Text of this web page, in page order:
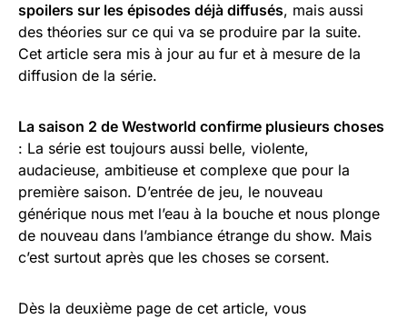
spoilers sur les épisodes déjà diffusés, mais aussi
des théories sur ce qui va se produire par la suite.
Cet article sera mis à jour au fur et à mesure de la
diffusion de la série.
La saison 2 de Westworld confirme plusieurs choses
: La série est toujours aussi belle, violente,
audacieuse, ambitieuse et complexe que pour la
première saison. D’entrée de jeu, le nouveau
générique nous met l’eau à la bouche et nous plonge
de nouveau dans l’ambiance étrange du show. Mais
c’est surtout après que les choses se corsent.
Dès la deuxième page de cet article, vous